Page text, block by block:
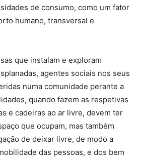
de consumo, como um fator
humano, transversal e
que instalam e exploram
agentes sociais nos seus
numa comunidade perante a
quando fazem as respetivas
e cadeiras ao ar livre, devem ter
que ocupam, mas também
de deixar livre, de modo a
das pessoas, e dos bem